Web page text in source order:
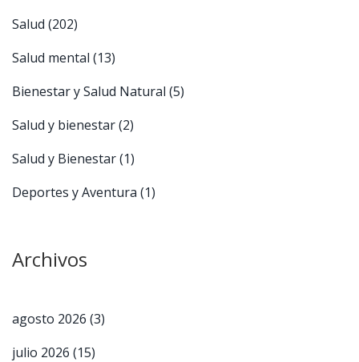
Salud (202)
Salud mental (13)
Bienestar y Salud Natural (5)
Salud y bienestar(2)
Salud y Bienestar(1)
Deportes y Aventura (1)
Archivos
agosto 2026 (3)
julio 2026 (15)